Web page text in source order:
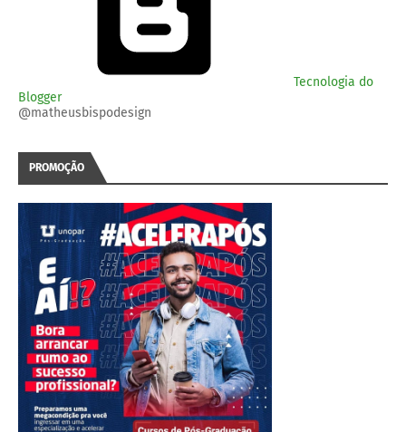
Tecnologia do
Blogger
@matheusbispodesign
PROMOÇÃO